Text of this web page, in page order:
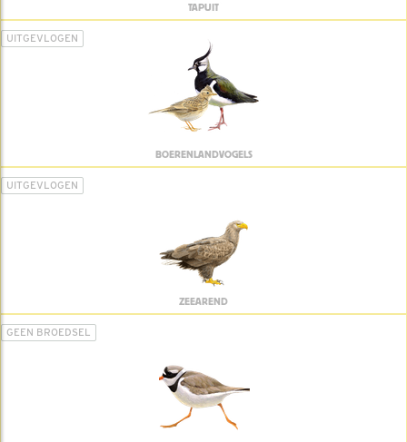
TAPUIT
UITGEVLOGEN
BOERENLANDVOGELS
UITGEVLOGEN
ZEEAREND
GEEN BROEDSEL